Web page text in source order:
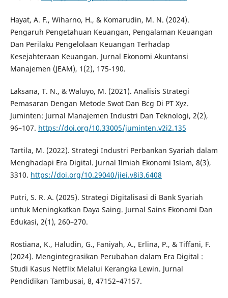
Hayat, A. F., Wiharno, H., & Komarudin, M. N. (2024).
Pengaruh Pengetahuan Keuangan, Pengalaman Keuangan
Dan Perilaku Pengelolaan Keuangan Terhadap
Kesejahteraan Keuangan. Jurnal Ekonomi Akuntansi
Manajemen (JEAM), 1(2), 175-190.
Laksana, T. N., & Waluyo, M. (2021). Analisis Strategi
Pemasaran Dengan Metode Swot Dan Bcg Di PT Xyz.
Juminten: Jurnal Manajemen Industri Dan Teknologi, 2(2),
96–107. https://doi.org/10.33005/juminten.v2i2.135
Tartila, M. (2022). Strategi Industri Perbankan Syariah dalam
Menghadapi Era Digital. Jurnal Ilmiah Ekonomi Islam, 8(3),
3310. https://doi.org/10.29040/jiei.v8i3.6408
Putri, S. R. A. (2025). Strategi Digitalisasi di Bank Syariah
untuk Meningkatkan Daya Saing. Jurnal Sains Ekonomi Dan
Edukasi, 2(1), 260–270.
Rostiana, K., Haludin, G., Faniyah, A., Erlina, P., & Tiffani, F.
(2024). Mengintegrasikan Perubahan dalam Era Digital :
Studi Kasus Netflix Melalui Kerangka Lewin. Jurnal
Pendidikan Tambusai, 8, 47152–47157.